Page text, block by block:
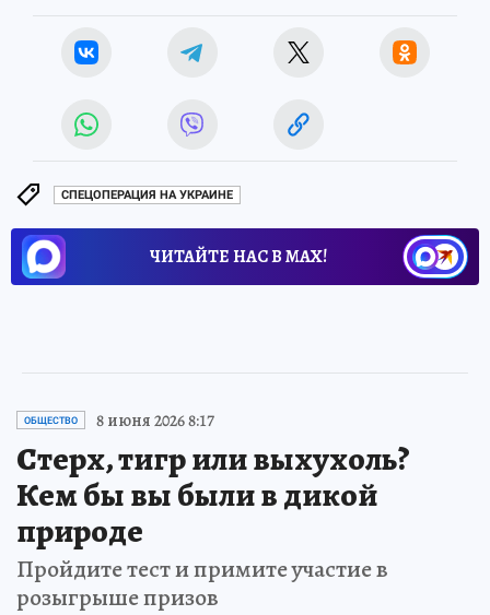
СПЕЦОПЕРАЦИЯ НА УКРАИНЕ
ЧИТАЙТЕ НАС В МАХ!
ОБЩЕСТВО 8 июня 2026 8:17
Стерх, тигр или выхухоль?
Кем бы вы были в дикой
природе
Пройдите тест и примите участие в
розыгрыше призов